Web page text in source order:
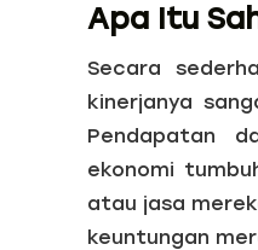
Apa Itu
Secara
kinerjanya
Pendapatan
ekonomi
atau jasa
keuntungan